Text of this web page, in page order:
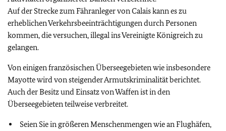
Auf der Strecke zum Fähranleger von Calais kann es zu
erheblichen Verkehrsbeeinträchtigungen durch Personen
kommen, die versuchen, illegal ins Vereinigte Königreich zu
gelangen.
Von einigen französischen Überseegebieten wie insbesondere
Mayotte wird von steigender Armutskriminalität berichtet.
Auch der Besitz und Einsatz von Waffen ist in den
Überseegebieten teilweise verbreitet.
Seien Sie in größeren Menschenmengen wie an Flughäfen,